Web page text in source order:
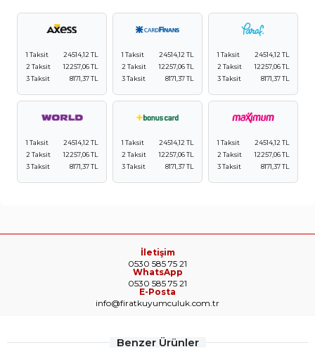
1 Taksit
24514,12 TL
2 Taksit
12257,06 TL
3 Taksit
8171,37 TL
1 Taksit
24514,12 TL
2 Taksit
12257,06 TL
3 Taksit
8171,37 TL
1 Taksit
24514,12 TL
2 Taksit
12257,06 TL
3 Taksit
8171,37 TL
1 Taksit
24514,12 TL
2 Taksit
12257,06 TL
3 Taksit
8171,37 TL
1 Taksit
24514,12 TL
2 Taksit
12257,06 TL
3 Taksit
8171,37 TL
1 Taksit
24514,12 TL
2 Taksit
12257,06 TL
3 Taksit
8171,37 TL
İletişim
0530 585 75 21
WhatsApp
0530 585 75 21
E-Posta
info@firatkuyumculuk.com.tr
Benzer Ürünler